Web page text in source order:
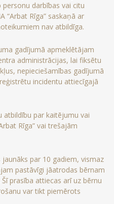
darbības vai citu
“Arbat Rīga” saskaņā ar
nav atbildīga.
gadījumā apmeklētājam
administrācijas, lai fiksētu
nepieciešamības gadījumā
incidentu attiecīgajā
atbildību par kaitējumu vai
Rīga” vai trešajām
jaunāks par 10 gadiem, vismaz
pastāvīgi jāatrodas bērnam
prasība attiecas arī uz bērnu
var tikt piemērots